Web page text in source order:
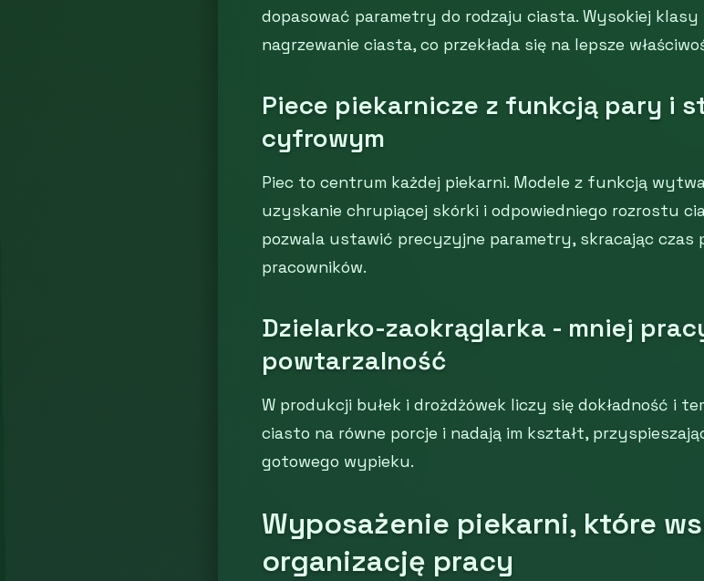
dopasować parametry do rodzaju ciasta. Wysokiej klasy
nagrzewanie ciasta, co przekłada się na lepsze
Piece piekarnicze z funkcją pary i
cyfrowym
Piec to centrum każdej piekarni. Modele z funkcją
uzyskanie chrupiącej skórki i odpowiedniego rozrostu
pozwala ustawić precyzyjne parametry, skracając czas
pracowników.
Dzielarko-zaokrąglarka - mniej
powtarzalność
W produkcji bułek i drożdżówek liczy się dokładność i
ciasto na równe porcje i nadają im kształt,
gotowego wypieku.
Wyposażenie piekarni, które
organizację pracy